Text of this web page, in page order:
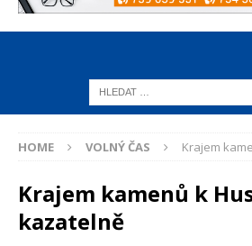
HOME VOLNÝ ČAS Krajem
Krajem kamenů k
kazatelně